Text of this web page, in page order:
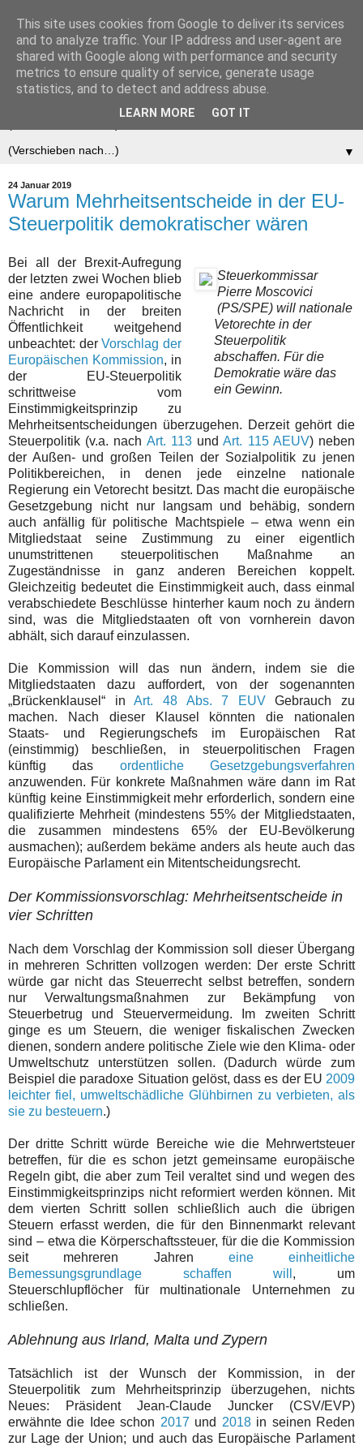
Der (europäische)
Föderalist
▼
24 Januar 2019
Warum Mehrheitsentscheide in der EU-
Steuerpolitik demokratischer wären
Steuerkommissar
Pierre Moscovici
(PS/SPE) will nationale
Vetorechte in der
Steuerpolitik
abschaffen. Für die
Demokratie wäre das
ein Gewinn.
Bei all der Brexit-Aufregung
der letzten zwei Wochen blieb
eine andere europapolitische
Nachricht in der breiten
Öffentlichkeit weitgehend
unbeachtet: derVorschlag der
Europäischen Kommission, in
der EU-Steuerpolitik
schrittweise vom
Einstimmigkeitsprinzip zu
Mehrheitsentscheidungen überzugehen. Derzeit gehört die
Steuerpolitik (v.a. nach Art. 113undArt. 115 AEUV) neben
der Außen- und großen Teilen der Sozialpolitik zu jenen
Politikbereichen, in denen jede einzelne nationale
Regierung ein Vetorecht besitzt. Das macht die europäische
Gesetzgebung nicht nur langsam und behäbig, sondern
auch anfällig für politische Machtspiele – etwa wenn ein
Mitgliedstaat seine Zustimmung zu einer eigentlich
unumstrittenen steuerpolitischen Maßnahme an
Zugeständnisse in ganz anderen Bereichen koppelt.
Gleichzeitig bedeutet die Einstimmigkeit auch, dass einmal
verabschiedete Beschlüsse hinterher kaum noch zu ändern
sind, was die Mitgliedstaaten oft von vornherein davon
abhält, sich darauf einzulassen.
Die Kommission will das nun ändern, indem sie die
Mitgliedstaaten dazu auffordert, von der sogenannten
„Brückenklausel“ inArt. 48 Abs. 7 EUVGebrauch zu
machen. Nach dieser Klausel könnten die nationalen
Staats- und Regierungschefs im Europäischen Rat
(einstimmig) beschließen, in steuerpolitischen Fragen
künftig das ordentliche Gesetzgebungsverfahren
anzuwenden. Für konkrete Maßnahmen wäre dann im Rat
künftig keine Einstimmigkeit mehr erforderlich, sondern eine
qualifizierte Mehrheit (mindestens 55% der Mitgliedstaaten,
die zusammen mindestens 65% der EU-Bevölkerung
ausmachen); außerdem bekäme anders als heute auch das
Europäische Parlament ein Mitentscheidungsrecht.
Der Kommissionsvorschlag: Mehrheitsentscheide in
vier Schritten
Nach dem Vorschlag der Kommission soll dieser Übergang
in mehreren Schritten vollzogen werden: Der erste Schritt
würde gar nicht das Steuerrecht selbst betreffen, sondern
nur Verwaltungsmaßnahmen zur Bekämpfung von
Steuerbetrug und Steuervermeidung. Im zweiten Schritt
ginge es um Steuern, die weniger fiskalischen Zwecken
dienen, sondern andere politische Ziele wie den Klima- oder
Umweltschutz unterstützen sollen. (Dadurch würde zum
Beispiel die paradoxe Situation gelöst, dass es der EU 2009
leichter fiel, umweltschädliche Glühbirnen zu verbieten, als
sie zu besteuern.)
Der dritte Schritt würde Bereiche wie die Mehrwertsteuer
betreffen, für die es schon jetzt gemeinsame europäische
Regeln gibt, die aber zum Teil veraltet sind und wegen des
Einstimmigkeitsprinzips nicht reformiert werden können. Mit
dem vierten Schritt sollen schließlich auch die übrigen
Steuern erfasst werden, die für den Binnenmarkt relevant
sind – etwa die Körperschaftssteuer, für die die Kommission
seit mehreren Jahren eine einheitliche
Bemessungsgrundlage schaffen will , um
Steuerschlupflöcher für multinationale Unternehmen zu
schließen.
Ablehnung aus Irland, Malta und Zypern
Tatsächlich ist der Wunsch der Kommission, in der
Steuerpolitik zum Mehrheitsprinzip überzugehen, nichts
Neues: Präsident Jean-Claude Juncker (CSV/EVP)
erwähnte die Idee schon 2017 und 2018in seinen Reden
zur Lage der Union; und auch das Europäische Parlament
This site uses cookies from Google to deliver its services
and to analyze traffic. Your IP address and user-agent are
shared with Google along with performance and security
metrics to ensure quality of service, generate usage
statistics, and to detect and address abuse.
LEARN MORE GOT IT